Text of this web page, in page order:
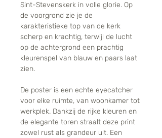
Sint-Stevenskerk in volle glorie. Op
de voorgrond zie je de
karakteristieke top van de kerk
scherp en krachtig, terwijl de lucht
op de achtergrond een prachtig
kleurenspel van blauw en paars laat
zien.
De poster is een echte eyecatcher
voor elke ruimte, van woonkamer tot
werkplek. Dankzij de rijke kleuren en
de elegante toren straalt deze print
zowel rust als grandeur uit. Een